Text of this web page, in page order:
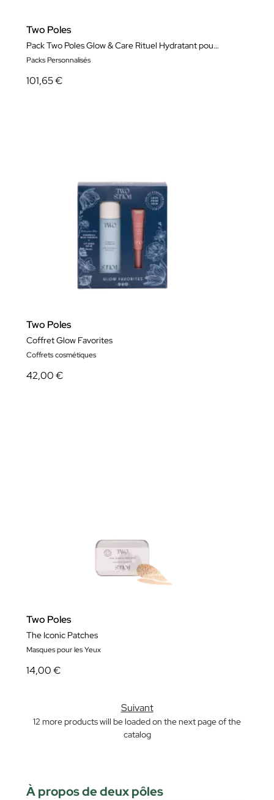
Two Poles
Pack Two Poles Glow & Care Rituel Hydratant pour le Visage et les Lèvres
Packs Personnalisés
101,65 €
Two Poles
Coffret Glow Favorites
Coffrets cosmétiques
42,00 €
Two Poles
The Iconic Patches
Masques pour les Yeux
14,00 €
Suivant
12 more products will be loaded on the next page of the
catalog
À propos de deux pôles